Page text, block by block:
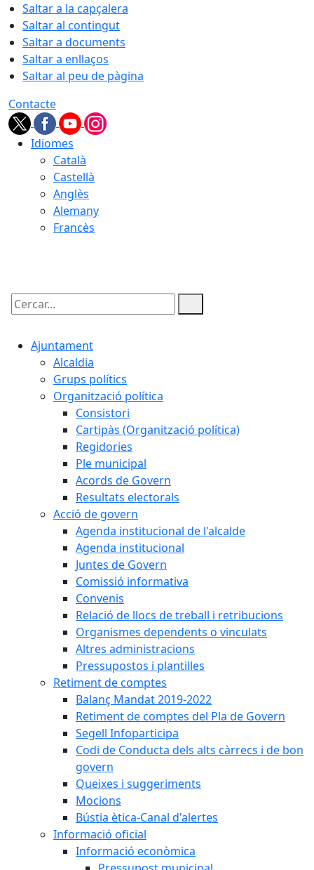
Saltar a la capçalera
Saltar al contingut
Saltar a documents
Saltar a enllaços
Saltar al peu de pàgina
Contacte
Idiomes
Català
Castellà
Anglès
Alemany
Francès
Cercar:
Ajuntament
Alcaldia
Grups polítics
Organització política
Consistori
Cartipàs (Organització política)
Regidories
Ple municipal
Acords de Govern
Resultats electorals
Acció de govern
Agenda institucional de l'alcalde
Agenda institucional
Juntes de Govern
Comissió informativa
Convenis
Relació de llocs de treball i retribucions
Organismes dependents o vinculats
Altres administracions
Pressupostos i plantilles
Retiment de comptes
Balanç Mandat 2019-2022
Retiment de comptes del Pla de Govern
Segell Infoparticipa
Codi de Conducta dels alts càrrecs i de bon
govern
Queixes i suggeriments
Mocions
Bústia ètica-Canal d'alertes
Informació oficial
Informació econòmica